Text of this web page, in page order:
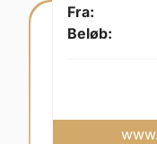
Fra:
Beløb: